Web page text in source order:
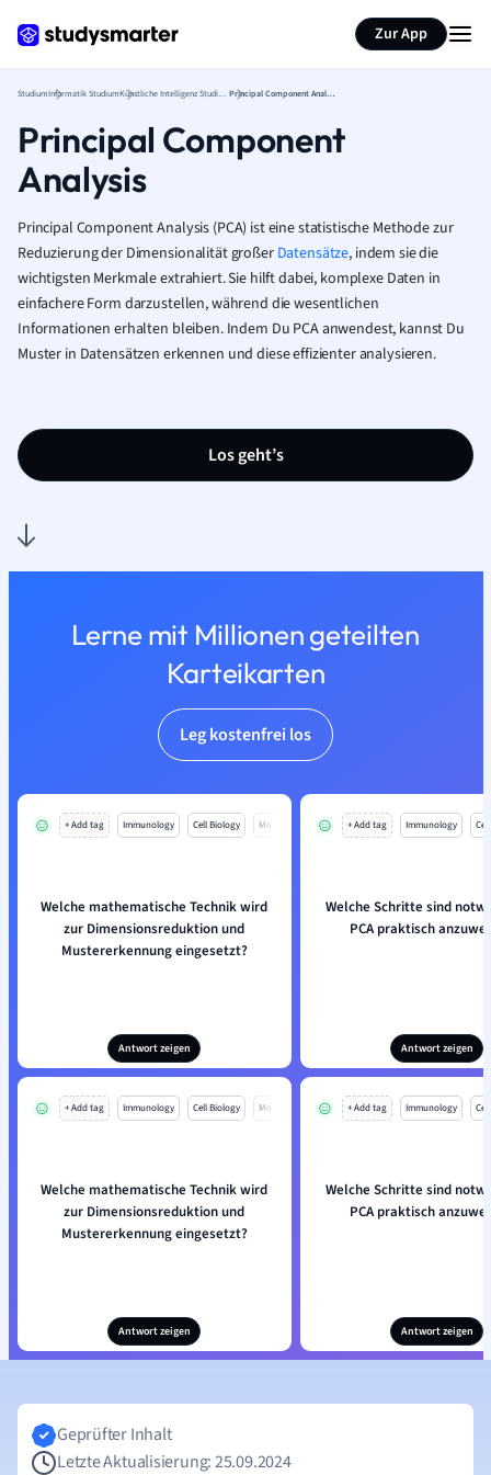
Zur App
StudiumInformatik Studium Künstliche Intelligenz Studium Principal Component Analysis
Principal Component
Analysis
Principal Component Analysis (PCA) ist eine statistische Methode zur
Reduzierung der Dimensionalität großer Datensätze, indem sie die
wichtigsten Merkmale extrahiert. Sie hilft dabei, komplexe Daten in
einfachere Form darzustellen, während die wesentlichen
Informationen erhalten bleiben. Indem Du PCA anwendest, kannst Du
Muster in Datensätzen erkennen und diese effizienter analysieren.
Los geht’s
Lerne mit Millionen geteilten
Karteikarten
Leg kostenfrei los
+ Add tag Immunology Cell Biology Mo
Welche mathematische Technik wird
zur Dimensionsreduktion und
Mustererkennung eingesetzt?
Antwort zeigen
+ Add tag Immunology
Welche Schritte sind
PCA praktisch
Antwort zeigen
+ Add tag Immunology Cell Biology Mo
Welche mathematische Technik wird
zur Dimensionsreduktion und
Mustererkennung eingesetzt?
Antwort zeigen
+ Add tag Immunology
Welche Schritte sind
PCA praktisch
Antwort zeigen
Geprüfter Inhalt
Letzte Aktualisierung: 25.09.2024